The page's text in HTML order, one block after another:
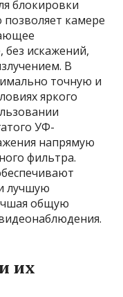
блокировки
камере
без искажений,
В
точную и
яркого
УФ-
напрямую
фильтра.
лучшую
общую
их